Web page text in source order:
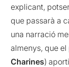
explicant,
que passarà a
una narració
almenys, que
Charines)